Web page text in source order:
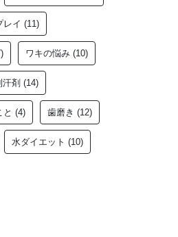
レイ (11)
ワキの悩み (10)
汗剤 (14)
と (4) 歯磨き (12)
水ダイエット (10)